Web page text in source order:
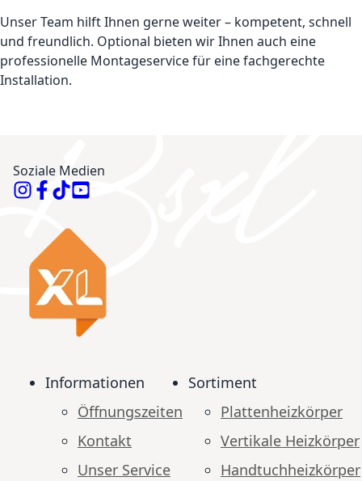
Unser Team hilft Ihnen gerne weiter – kompetent, schnell
und freundlich. Optional bieten wir Ihnen auch eine
professionelle Montageservice für eine fachgerechte
Installation.
Soziale Medien
Informationen
Öffnungszeiten
Kontakt
Unser Service
Sortiment
Plattenheizkörper
Vertikale Heizkörper
Handtuchheizkörper